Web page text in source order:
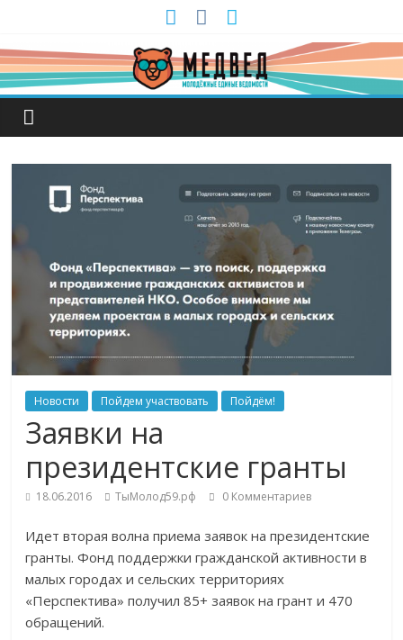
Новости Пойдем участвовать Пойдём!
Заявки на
президентские гранты
18.06.2016 ТыМолод59.рф 0 Комментариев
Идет вторая волна приема заявок на президентские
гранты. Фонд поддержки гражданской активности в
малых городах и сельских территориях
«Перспектива» получил 85+ заявок на грант и 470
обращений.